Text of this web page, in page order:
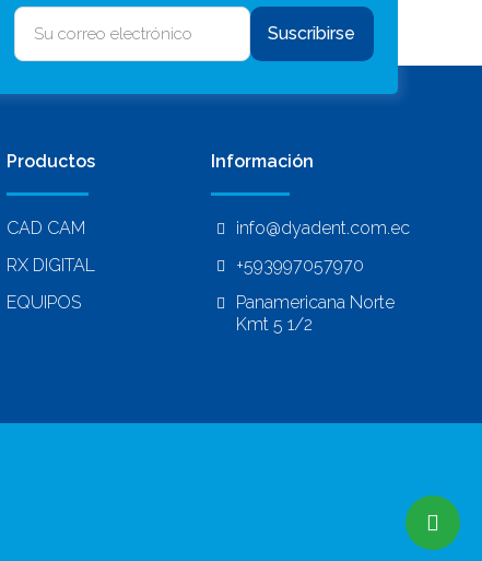
Suscribirse
Productos
CAD CAM
RX DIGITAL
EQUIPOS
Información
info@dyadent.com.ec
+593997057970
Panamericana Norte
Kmt 5 1/2